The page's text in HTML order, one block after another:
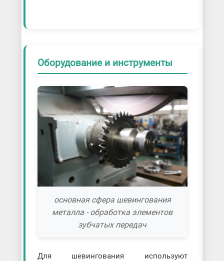
Оборудование и инструменты
основная сфера шевингования
металла - обработка элементов
зубчатых передач
Для шевингования используют